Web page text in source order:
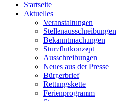
Startseite
Aktuelles
Veranstaltungen
Stellenausschreibungen
Bekanntmachungen
Sturzflutkonzept
Ausschreibungen
Neues aus der Presse
Bürgerbrief
Rettungskette
Ferienprogramm